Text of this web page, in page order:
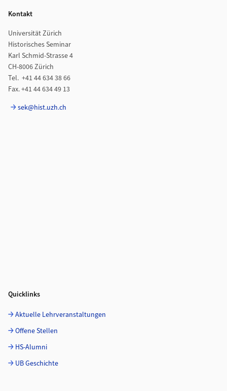
Kontakt
Universität Zürich
Historisches Seminar
Karl Schmid-Strasse 4
CH-8006 Zürich
Tel. +41 44 634 38 66
Fax. +41 44 634 49 13
sek@hist.uzh.ch
Quicklinks
Aktuelle Lehrveranstaltungen
Offene Stellen
HS-Alumni
UB Geschichte